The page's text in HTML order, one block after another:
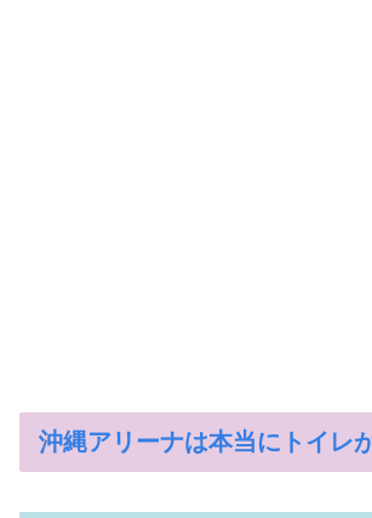
沖縄アリーナは本当にトイレ